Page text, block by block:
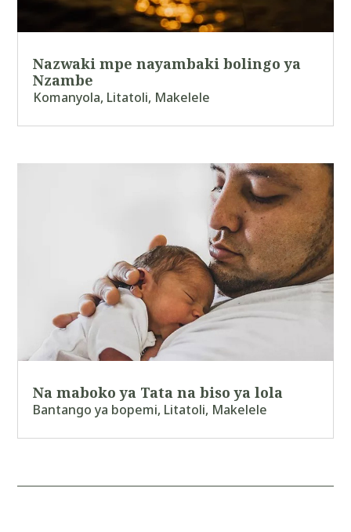
Nazwaki mpe nayambaki bolingo ya
Nzambe
Komanyola, Litatoli, Makelele
Na maboko ya Tata na biso ya lola
Bantango ya bopemi, Litatoli, Makelele